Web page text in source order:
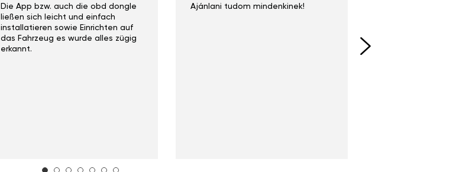
Die App bzw. auch die obd dongle
ließen sich leicht und einfach
installatieren sowie Einrichten auf
das Fahrzeug es wurde alles zügig
erkannt.
Ajánlani tudom mindenkinek!